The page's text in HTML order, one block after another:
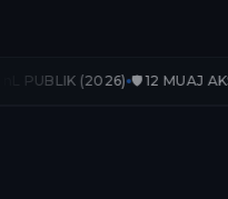
🛡️ 12 MUAJ AKSES TË PLOTË